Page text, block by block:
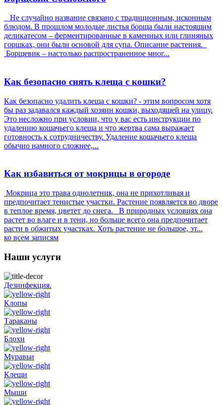
Не случайно название связано с традиционным, исконным
блюдом. В прошлом молодые листья борща были настоящим
деликатесом – ферментированные в каменных или глиняных
горшках, они были основой для супа. Описание растения.
Борщевик – настолько распространенное мног...
Как безопасно снять клеща с кошки?
Как безопасно удалить клеща с кошки? - этим вопросом хотя
бы раз задавался каждый хозяин кошки, выходящей на улицу.
Это несложно при условии, что у вас есть инструкции по
удалению кошачьего клеща и что жертва сама выражает
готовность к сотрудничеству. Удаление кошачьего клеща
обычно намного сложнее,...
Как избавиться от мокрицы в огороде
Мокрица это трава однолетник, она не прихотливая и
предпочитает тенистые участки. Растение появляется во дворе
в теплое время, цветет до снега. В природных условиях она
растет во влаге и в тени, но больше всего она предпочитает
расти в обжитых участках. Хоть растение не большое, эт...
ко всем записям
Наши услуги
Дезинфекция.
Клопы
Тараканы
Блохи
Муравьи
Клещи
Мыши